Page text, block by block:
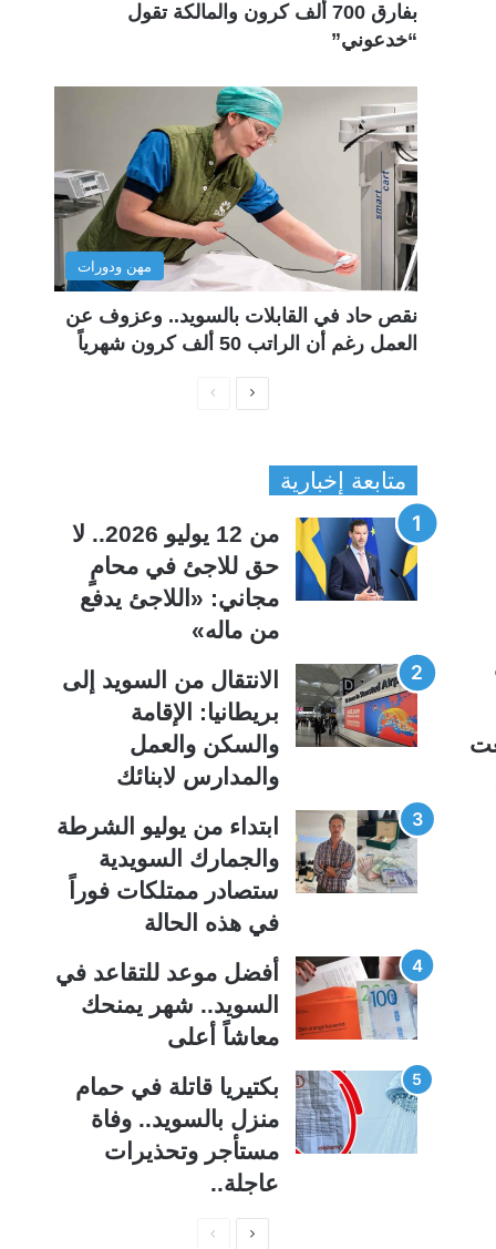
بفارق 700 ألف كرون والمالكة تقول
“خدعوني”
مهن ودورات
نقص حاد في القابلات بالسويد.. وعزوف عن
العمل رغم أن الراتب 50 ألف كرون شهرياً
ا
ل
س
ا
ب
ق
ة
ل
ت
ا
متابعة إخبارية
من 12 يوليو 2026.. لا
حق للاجئ في محامٍ
مجاني: «اللاجئ يدفع
من ماله»
الانتقال من السويد إلى
بريطانيا: الإقامة
والسكن والعمل
والمدارس لابنائك
ابتداء من يوليو الشرطة
والجمارك السويدية
ستصادر ممتلكات فوراً
في هذه الحالة
أفضل موعد للتقاعد في
السويد.. شهر يمنحك
معاشاً أعلى
بكتيريا قاتلة في حمام
منزل بالسويد.. وفاة
مستأجر وتحذيرات
عاجلة..